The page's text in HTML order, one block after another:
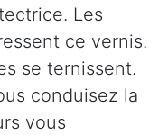
Les
ce vernis.
se ternissent.
conduisez la
vous